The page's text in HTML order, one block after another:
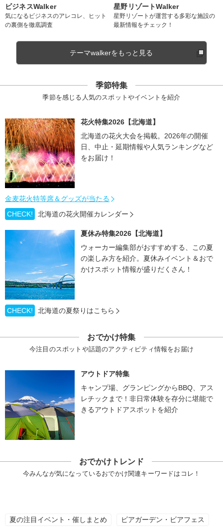
ビジネスWalker
気になるビジネスのアレコレ、ヒット
の裏側を徹底調査
星野リゾートWalker
星野リゾートが運営する多彩な施設の
最新情報をチェック！
テーマwalkerをもっと見る
季節特集
季節を感じる人気のスポットやイベントを紹介
花火特集2026【北海道】
北海道の花火大会を掲載。2026年の開催
日、中止・延期情報や人気ランキングなど
をお届け！
金麦花火特等席＆グッズが当たる
CHECK!
北海道の花火開催カレンダー
夏休み特集2026【北海道】
ウォーカー編集部がおすすめする、この夏
の楽しみ方を紹介。夏休みイベント＆おで
かけスポット情報が盛りだくさん！
CHECK! 北海道の夏祭りはこちら
おでかけ特集
今注目のスポットや話題のアクティビティ情報をお届け
アウトドア特集
キャンプ場、グランピングからBBQ、アス
レチックまで！非日常体験を存分に堪能で
きるアウトドアスポットを紹介
おでかけトレンド
今みんなが気になっているおでかけ関連キーワードはコレ！
夏の注目イベント・催しまとめ ビアガーデン・ビアフェス